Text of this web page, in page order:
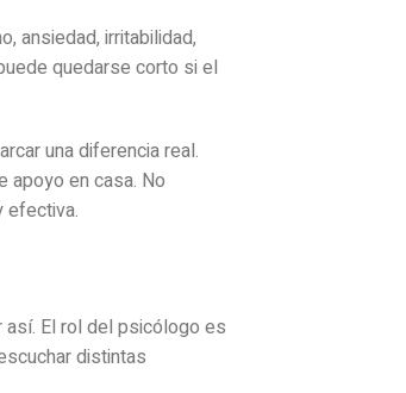
ansiedad, irritabilidad,
quedarse corto si el
una diferencia real.
apoyo en casa. No
efectiva.
así. El rol del psicólogo es
distintas